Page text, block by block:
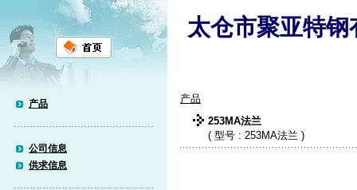
产品
公司信息
供求信息
太仓市聚亚特钢
产品
253MA法兰
( 型号 : 253MA法兰 )